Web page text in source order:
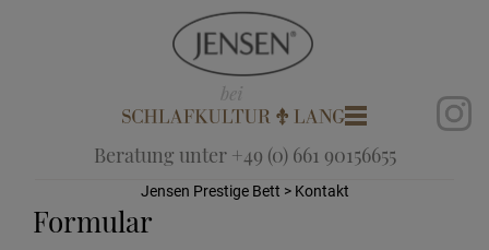
Beratung unter +49 (0) 661 90156655
Jensen Prestige Bett > Kontakt
Formular